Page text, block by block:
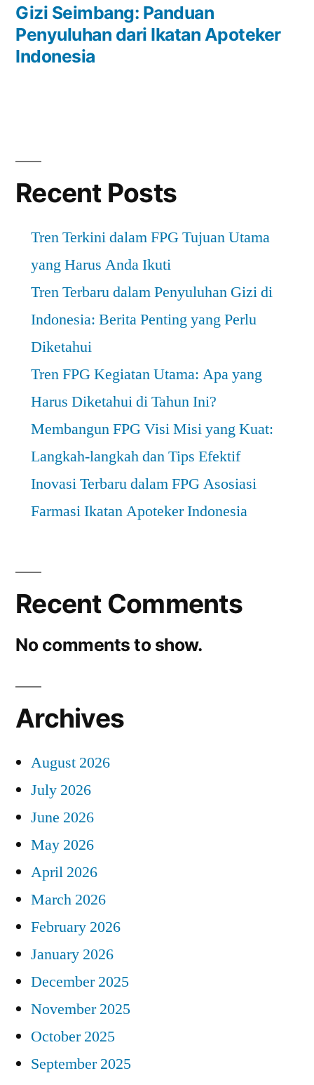
post:
Gizi Seimbang: Panduan
Penyuluhan dari Ikatan Apoteker
Indonesia
Recent Posts
Tren Terkini dalam FPG Tujuan Utama
yang Harus Anda Ikuti
Tren Terbaru dalam Penyuluhan Gizi di
Indonesia: Berita Penting yang Perlu
Diketahui
Tren FPG Kegiatan Utama: Apa yang
Harus Diketahui di Tahun Ini?
Membangun FPG Visi Misi yang Kuat:
Langkah-langkah dan Tips Efektif
Inovasi Terbaru dalam FPG Asosiasi
Farmasi Ikatan Apoteker Indonesia
Recent Comments
No comments to show.
Archives
August 2026
July 2026
June 2026
May 2026
April 2026
March 2026
February 2026
January 2026
December 2025
November 2025
October 2025
September 2025